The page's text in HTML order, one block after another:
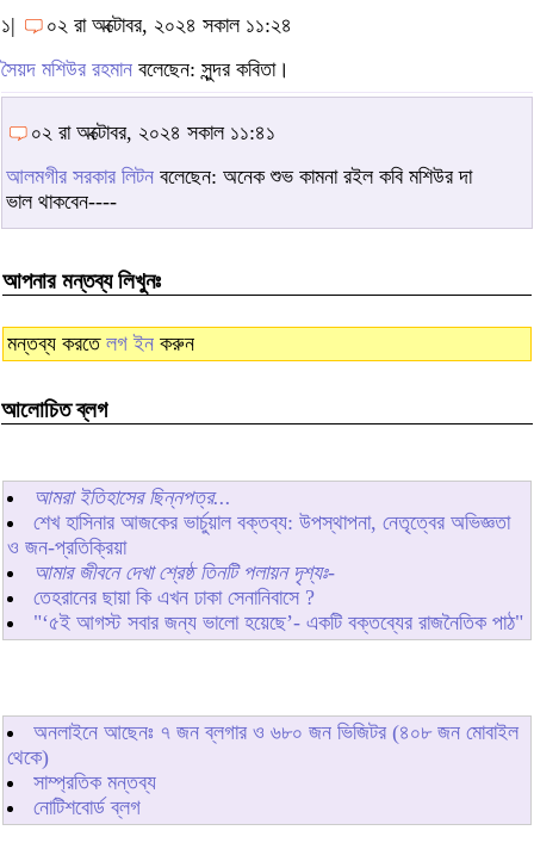
১|
০২ রা অক্টোবর, ২০২৪ সকাল ১১:২৪
সৈয়দ মশিউর রহমান বলেছেন: সুন্দর কবিতা।
০২ রা অক্টোবর, ২০২৪ সকাল ১১:৪১
আলমগীর সরকার লিটন বলেছেন: অনেক শুভ কামনা রইল কবি মশিউর দা
ভাল থাকবেন----
আপনার মন্তব্য লিখুনঃ
মন্তব্য করতে লগ ইন করুন
আলোচিত ব্লগ
আমরা ইতিহাসের ছিন্নপত্র...
শেখ হাসিনার আজকের ভার্চুয়াল বক্তব্য: উপস্থাপনা, নেতৃত্বের অভিজ্ঞতা
ও জন-প্রতিক্রিয়া
আমার জীবনে দেখা শ্রেষ্ঠ তিনটি পলায়ন দৃশ্যঃ-
তেহরানের ছায়া কি এখন ঢাকা সেনানিবাসে ?
"‘৫ই আগস্ট সবার জন্য ভালো হয়েছে’- একটি বক্তব্যের রাজনৈতিক পাঠ"
অনলাইনে আছেনঃ ৭ জন ব্লগার ও ৬৮০ জন ভিজিটর (৪০৮ জন মোবাইল
থেকে)
সাম্প্রতিক মন্তব্য
নোটিশবোর্ড ব্লগ